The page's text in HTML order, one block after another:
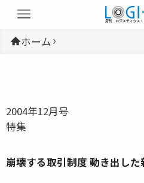
ホーム
2004年12月号
特集
崩壊する取引制度 動き出し